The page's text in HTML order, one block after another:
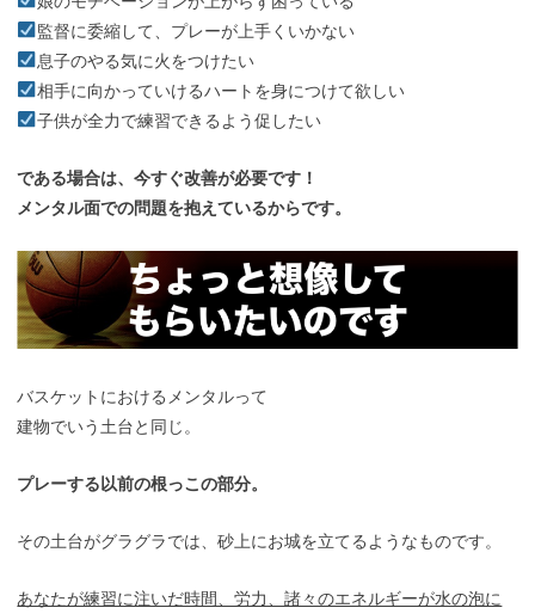
監督に委縮して、プレーが上手くいかない
息子のやる気に火をつけたい
相手に向かっていけるハートを身につけて欲しい
子供が全力で練習できるよう促したい
である場合は、今すぐ改善が必要です！
メンタル面での問題を抱えているからです。
バスケットにおけるメンタルって
建物でいう土台と同じ。
プレーする以前の根っこの部分。
その土台がグラグラでは、砂上にお城を立てるようなものです。
あなたが練習に注いだ時間、労力、諸々のエネルギーが水の泡に